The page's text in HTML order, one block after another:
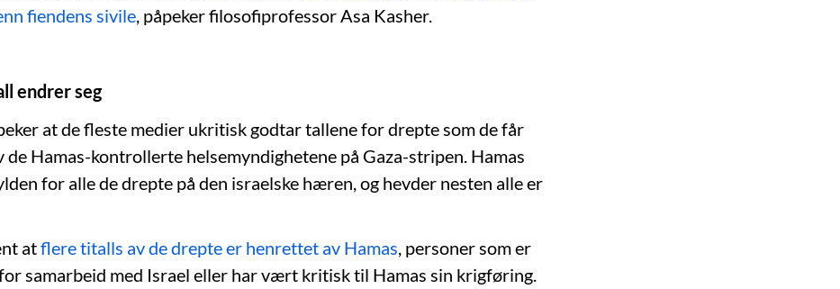
fiendens sivile, påpeker filosofiprofessor Asa Kasher.
endrer seg
at de fleste medier ukritisk godtar tallene for drepte som de får
de Hamas-kontrollerte helsemyndighetene på Gaza-stripen. Hamas
for alle de drepte på den israelske hæren, og hevder nesten alle er
atflere titalls av de drepte er henrettet av Hamas, personer som er
samarbeid med Israel eller har vært kritisk til Hamas sin krigføring.